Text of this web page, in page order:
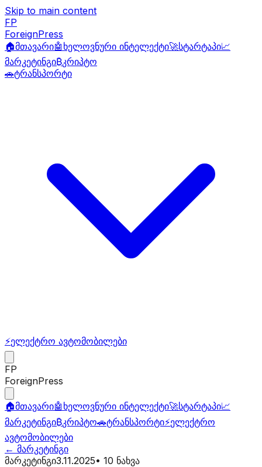
Skip to main content
FP
ForeignPress
🏠მთავარი🤖 ხელოვნური ინტელექტი🚀სტარტაპი📈
მარკეტინგი₿კრიპტო
🚗ტრანსპორტი
⚡ელექტრო ავტომობილები
FP
ForeignPress
🏠მთავარი🤖 ხელოვნური ინტელექტი🚀სტარტაპი📈
მარკეტინგი₿კრიპტო🚗ტრანსპორტი⚡ელექტრო
ავტომობილები
← მარკეტინგი
მარკეტინგი3.11.2025• 10 ნახვა